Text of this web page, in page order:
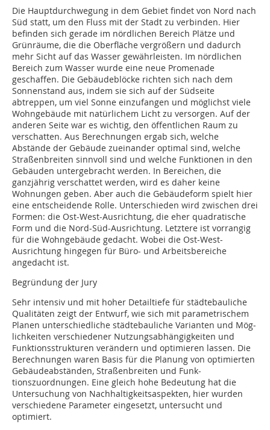
Die Hauptdurchwegung in dem Gebiet findet von Nord nach
Süd statt, um den Fluss mit der Stadt zu verbinden. Hier
befinden sich gerade im nördlichen Bereich Plätze und
Grünräume, die die Oberfläche vergrößern und dadurch
mehr Sicht auf das Wasser gewährleisten. Im nördlichen
Bereich zum Wasser wurde eine neue Promenade
geschaffen. Die Gebäudeblöcke richten sich nach dem
Sonnenstand aus, indem sie sich auf der Süd­seite
abtreppen, um viel Sonne einzufangen und möglichst viele
Wohngebäude mit natürlichem Licht zu versorgen. Auf der
anderen Seite war es wichtig, den öffentlichen Raum zu
verschatten. Aus Berechnungen ergab sich, welche
Abstände der Gebäude zuein­ander optimal sind, welche
Straßenbreiten sinnvoll sind und welche Funktionen in den
Gebäuden untergebracht werden. In Bereichen, die
ganzjährig verschattet werden, wird es daher keine
Wohnungen geben. Aber auch die Gebäudeform spielt hier
eine entscheidende Rolle. Unterschieden wird zwischen drei
Formen: die Ost-West-Ausrichtung, die eher quadratische
Form und die Nord-Süd-Ausrichtung. Letztere ist vorrangig
für die Wohngebäude gedacht. Wobei die Ost-West-
Ausrichtung hingegen für Büro- und Arbeitsbereiche
angedacht ist.
Begründung der Jury
Sehr intensiv und mit hoher Detailtiefe für städtebauliche
Qualitäten zeigt der Entwurf, wie sich mit parametrischem
Planen unterschiedliche städtebauliche Varianten und Mög­­
lichkeiten verschiedener Nutzungsabhängigkeiten und
Funktionsstrukturen verändern und optimieren lassen. Die
Berechnun­gen waren Basis für die Planung von optimierten
Gebäudeabständen, Straßenbreiten und Funk­
tionszuordnungen. Eine gleich hohe Bedeutung hat die
Untersuchung von Nach­haltig­keits­aspek­ten, hier wurden
verschiedene Parameter eingesetzt, untersucht und
optimiert.